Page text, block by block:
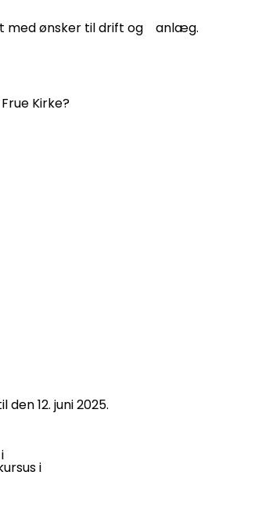
med ønsker til drift og anlæg.
Kirke?
12. juni 2025.
i